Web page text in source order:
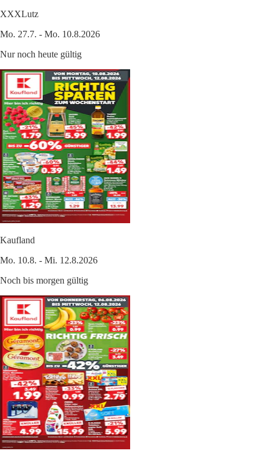
XXXLutz
Mo. 27.7. - Mo. 10.8.2026
Nur noch heute gültig
Kaufland
Mo. 10.8. - Mi. 12.8.2026
Noch bis morgen gültig